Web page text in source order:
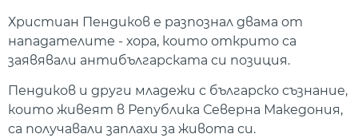
Христиан Пендиков е разпознал двама от
нападателите - хора, които открито са
заявявали антибългарската си позиция.
Пендиков и други младежи с българско съзнание,
които живеят в Република Северна Македония,
са получавали заплахи за живота си.